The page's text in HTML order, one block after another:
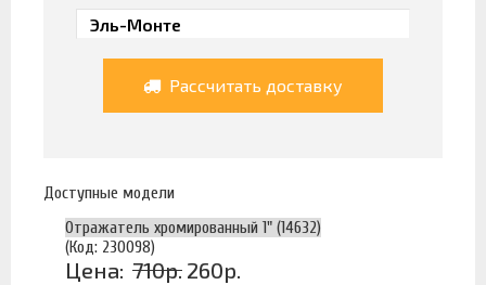
Рассчитать доставку
Доступные модели
Отражатель хромированный 1" (14632)
(Код: 230098)
Цена: 710р. 260р.